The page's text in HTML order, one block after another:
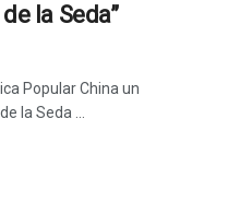
la Seda”
Popular China un
la Seda ...